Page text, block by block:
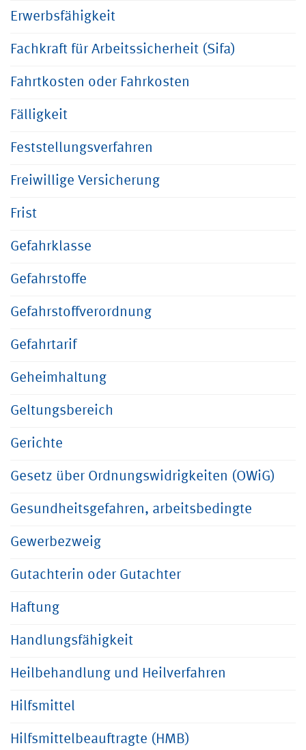
Erwerbsfähigkeit
Fachkraft für Arbeitssicherheit (Sifa)
Fahrtkosten oder Fahrkosten
Fälligkeit
Feststellungsverfahren
Freiwillige Versicherung
Frist
Gefahrklasse
Gefahrstoffe
Gefahrstoffverordnung
Gefahrtarif
Geheimhaltung
Geltungsbereich
Gerichte
Gesetz über Ordnungswidrigkeiten (OWiG)
Gesundheitsgefahren, arbeitsbedingte
Gewerbezweig
Gutachterin oder Gutachter
Haftung
Handlungsfähigkeit
Heilbehandlung und Heilverfahren
Hilfsmittel
Hilfsmittelbeauftragte (HMB)